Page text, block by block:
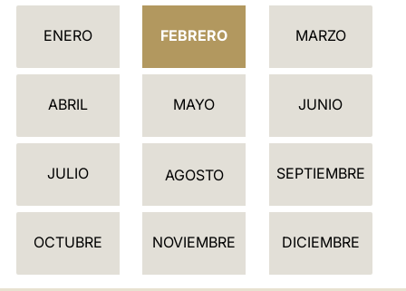
C
L
D
R
ENERO FEBRERO MARZO
ABRIL MAYO JUNIO
JULIO AGOSTO SEPTIEMBRE
OCTUBRE NOVIEMBRE DICIEMBRE